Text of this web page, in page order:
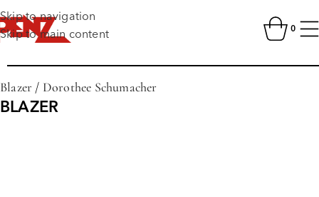
Skip to navigation
Skip to main content
0
Blazer / Dorothee Schumacher
BLAZER